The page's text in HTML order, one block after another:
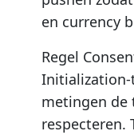
en currency
Regel
Initialization-
metingen de
respecteren.